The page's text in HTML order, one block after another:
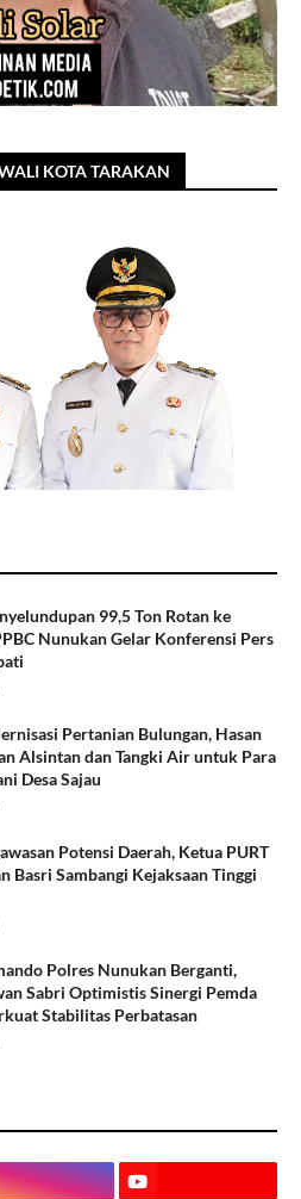
KOTA TARAKAN
99,5 Ton Rotan ke
Nunukan Gelar Konferensi Pers
Pertanian Bulungan, Hasan
Alsintan dan Tangki Air untuk Para
Desa Sajau
Potensi Daerah, Ketua PURT
Basri Sambangi Kejaksaan Tinggi
Polres Nunukan Berganti,
Sabri Optimistis Sinergi Pemda
Stabilitas Perbatasan